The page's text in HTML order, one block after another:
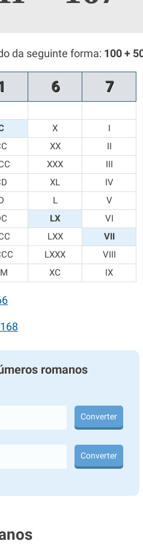
da seguinte forma: 100 +
6 7
X
I
XX
II
XXX
III
XL
IV
L
V
LX
VI
LXX
VII
LXXX
VIII
XC IX
168
romanos
Converter
Converter